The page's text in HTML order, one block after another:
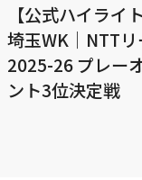
【公式ハイライ
埼玉WK｜NTT
2025-26 プレー
ント3位決定戦